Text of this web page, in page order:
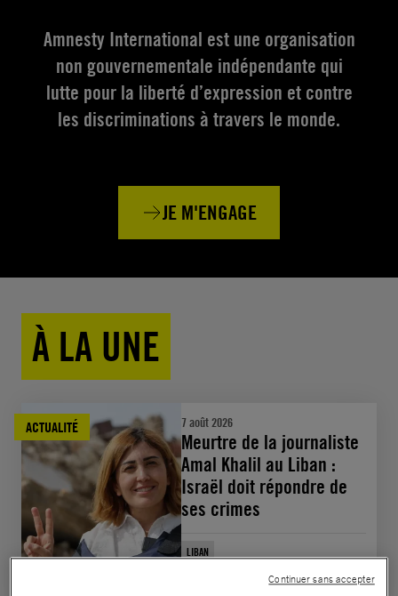
Amnesty International est une organisation
non gouvernementale indépendante qui
lutte pour la liberté d’expression et contre
les discriminations à travers le monde.
JE M'ENGAGE
À LA UNE
ACTUALITÉ 7 août 2026
Meurtre de la journaliste
Amal Khalil au Liban :
Israël doit répondre de
ses crimes
LIBAN
Continuer sans accepter